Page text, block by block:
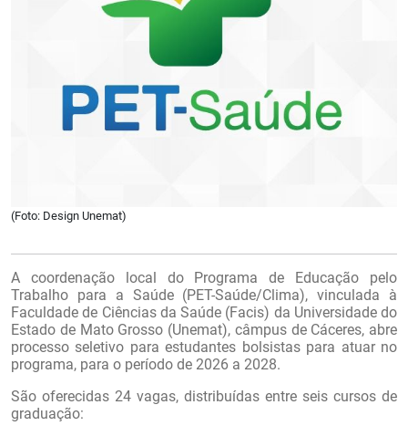
(Foto: Design Unemat)
A coordenação local do Programa de Educação pelo
Trabalho para a Saúde (PET-Saúde/Clima), vinculada à
Faculdade de Ciências da Saúde (Facis) da Universidade do
Estado de Mato Grosso (Unemat), câmpus de Cáceres, abre
processo seletivo para estudantes bolsistas para atuar no
programa, para o período de 2026 a 2028.
São oferecidas 24 vagas, distribuídas entre seis cursos de
graduação: